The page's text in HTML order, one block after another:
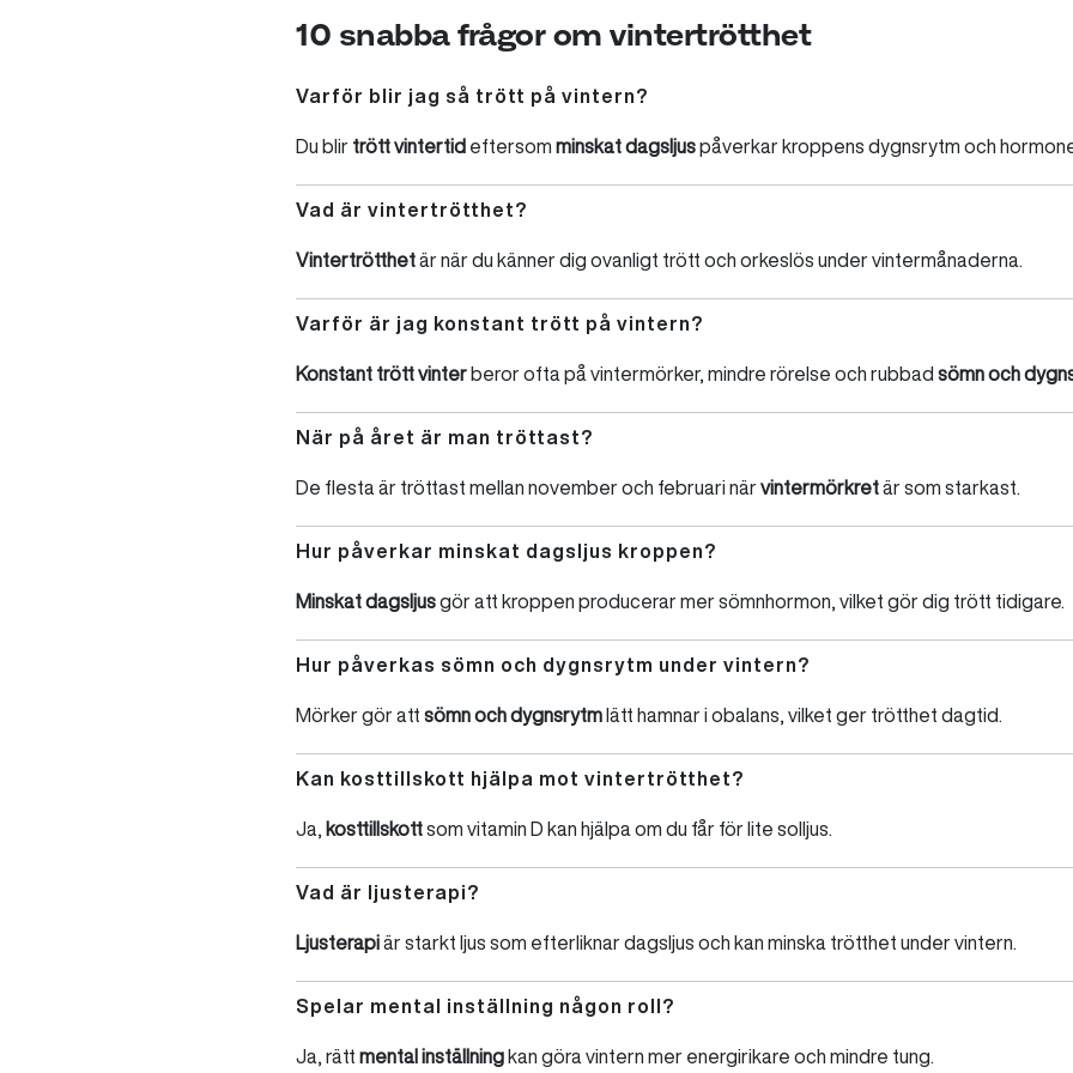
10 snabba frågor om vintertrötthet
Varför blir jag så trött på vintern?
Du blir trött vintertid eftersom minskat dagsljuspåverkar kroppens dygnsrytm och
Vad är vintertrötthet?
Vintertrötthetär när du känner dig ovanligt trött och orkeslös under vintermånaderna.
Varför är jag konstant trött på vintern?
Konstant trött vinter beror ofta på vintermörker, mindre rörelse och rubbad sömn och
När på året är man tröttast?
De flesta är tröttast mellan november och februari närvintermörkretär som starkast.
Hur påverkar minskat dagsljus kroppen?
Minskat dagsljusgör att kroppen producerar mer sömnhormon, vilket gör dig trött tidigare.
Hur påverkas sömn och dygnsrytm under vintern?
Mörker gör att sömn och dygnsrytm lätt hamnar i obalans, vilket ger trötthet dagtid.
Kan kosttillskott hjälpa mot vintertrötthet?
Ja, kosttillskottsom vitamin D kan hjälpa om du får för lite solljus.
Vad är ljusterapi?
Ljusterapiär starkt ljus som efterliknar dagsljus och kan minska trötthet under vintern.
Spelar mental inställning någon roll?
Ja, rätt mental inställning kan göra vintern mer energirikare och mindre tung.